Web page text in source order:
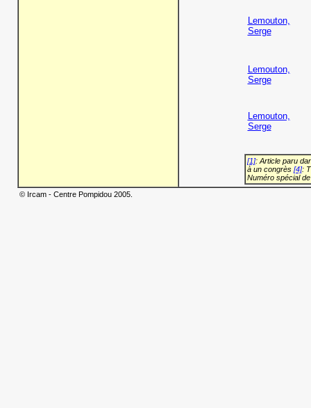
Lemouton,
Serge
Lemouton,
Serge
Lemouton,
Serge
[1]: Article paru
à un congrès [4]:
Numéro spécial
© Ircam - Centre Pompidou 2005.